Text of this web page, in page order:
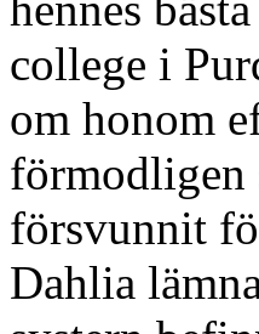
college i
om honom
förmodligen
försvunnit
Dahlia